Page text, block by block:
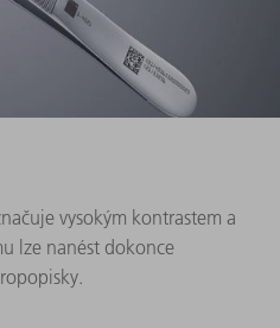
vysokým kontrastem a
lze nanést dokonce